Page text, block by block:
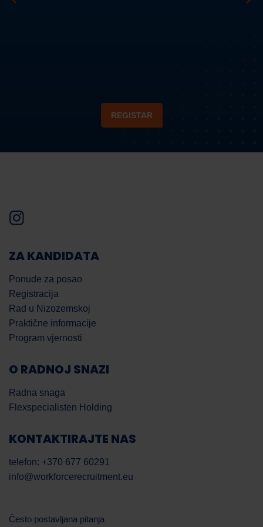
REGISTAR
ZA KANDIDATA
Ponude za posao
Registracija
Rad u Nizozemskoj
Praktične informacije
Program vjernosti
O RADNOJ SNAZI
Radna snaga
Flexspecialisten Holding
KONTAKTIRAJTE NAS
telefon: +370 677 60291
info@workforcerecruitment.eu
Često postavljana pitanja